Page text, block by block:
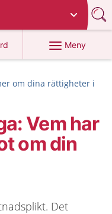
Meny
om dina rättigheter i
Vem har
om din
Det